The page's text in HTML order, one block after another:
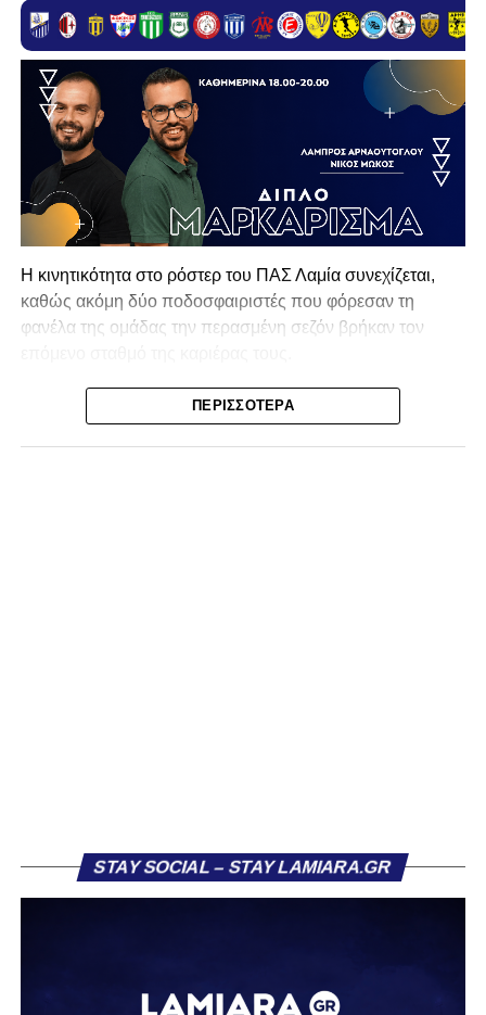
Η κινητικότητα στο ρόστερ του ΠΑΣ Λαμία συνεχίζεται,
καθώς ακόμη δύο ποδοσφαιριστές που φόρεσαν τη
φανέλα της ομάδας την περασμένη σεζόν βρήκαν τον
Ο λόγος για τον Βασίλη Τρούμπουλο και τον Χρυσόστομο
Στάγκο, οι οποίοι θα συνεχίσουν μαζί την ποδοσφαιρική
τους πορεία στον Σαρωνικό Αναβύσσου, με τον σύλλογο
«Ο Α.Ο. Σαρωνικός Αναβύσσου ανακοινώνει την
περσινή σεζόν πραγματοποίησε γεμάτη χρονιά στη Γ’
ΠΕΡΙΣΣΌΤΕΡΑ
STAY SOCIAL – STAY LAMIARA.GR